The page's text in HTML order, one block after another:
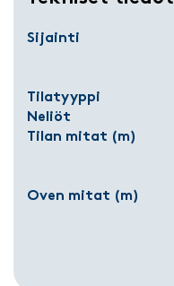
Sijainti
Tilatyyppi
Neliöt
Tilan mitat (m)
Oven mitat (m)